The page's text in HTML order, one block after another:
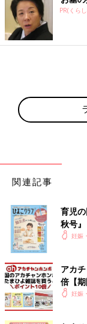
PR(くら
関連記事
育児
秋号
いっ妊娠
アカ
倍【期
妊娠